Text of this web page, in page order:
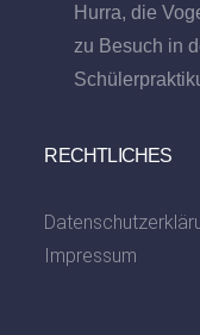
Hurra, die
zu Besuch in
RECHTLICHES
Impressum